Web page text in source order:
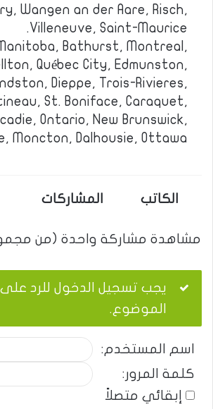
Wangen an der Aare, Risch,
Villeneuve, Saint-Maurice.
Bathurst, Montreal,
Québec City, Edmunston,
Dieppe, Trois-Rivieres,
St. Boniface, Caraquet,
Ontario, New Brunswick,
Moncton, Dalhousie, Ottawa.
الكاتب المشاركات
مشاهدة مشاركة واحدة (من
يجب تسجيل الدخول للرد على
الموضوع.
اسم المستخدم:
كلمة المرور:
إبقائي متصلاً